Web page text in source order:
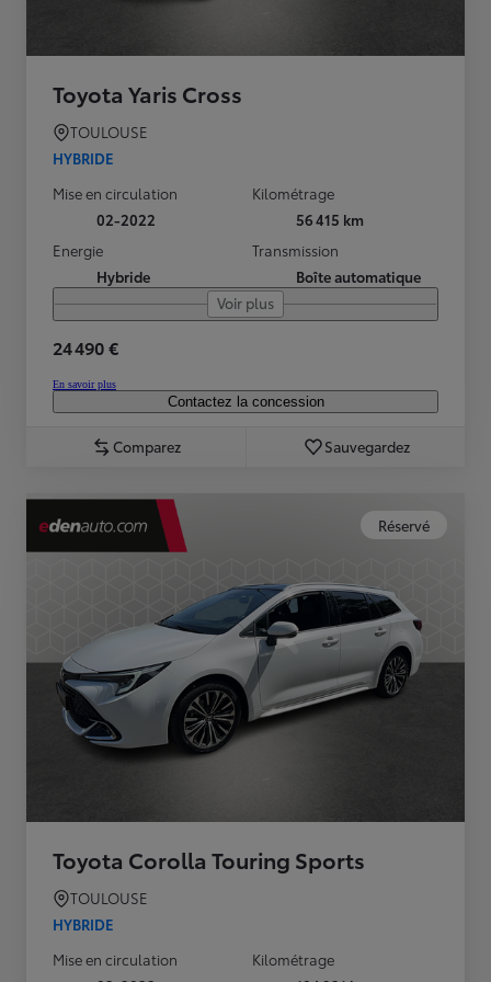
Toyota Yaris Cross
TOULOUSE
HYBRIDE
Mise en circulation
02-2022
Kilométrage
56 415 km
Energie
Hybride
Transmission
Boîte automatique
Voir plus
24 490 €
En savoir plus
Contactez la concession
Comparez Sauvegardez
Réservé
Toyota Corolla Touring Sports
TOULOUSE
HYBRIDE
Mise en circulation
Kilométrage